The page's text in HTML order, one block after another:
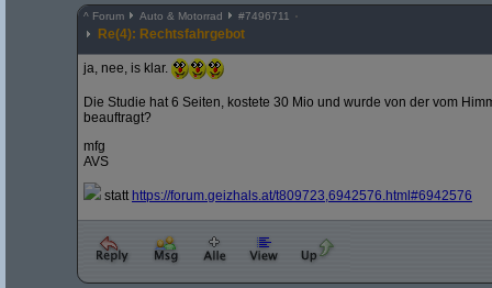
^ Forum Auto & Motorrad #7496711
Re(4): Rechtsfahrgebot
ja, nee, is klar.
Die Studie hat 6 Seiten, kostete 30 Mio und wurde von der vom
beauftragt?
mfg
AVS
statt https://forum.geizhals.at/t809723,6942576.html#6942576